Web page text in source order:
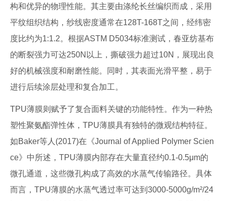
构和优异的物理性能。其主要由涤纶长丝编织而成，采用
平纹组织结构，纱线密度通常在128T-168T之间，经纬密
度比约为1:1.2。根据ASTM D5034标准测试，春亚纺基布
的断裂强力可达250N以上，撕破强力超过10N，展现出良
好的机械强度和耐磨性能。同时，其表面光滑平整，易于
进行后续涂层处理和复合加工。
TPU薄膜则赋予了复合面料关键的功能特性。作为一种热
塑性聚氨酯弹性体，TPU薄膜具有独特的微观结构特征。
如Baker等人(2017)在《Journal of Applied Polymer Scien
ce》中所述，TPU薄膜内部存在大量直径约0.1-0.5μm的
微孔通道，这些微孔构成了高效的水蒸气传输路径。具体
而言，TPU薄膜的水蒸气透过率可达到3000-5000g/m²/24